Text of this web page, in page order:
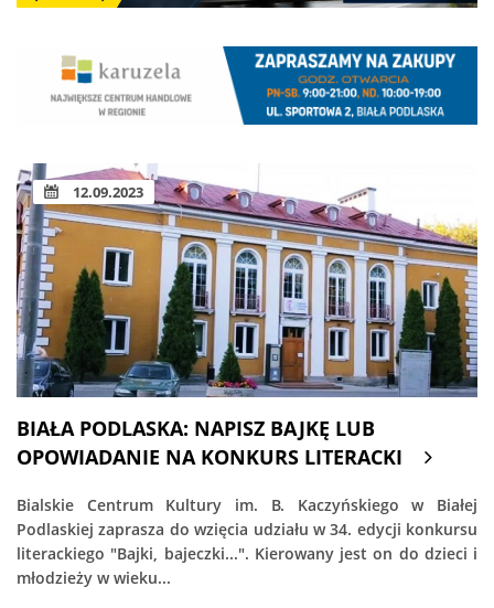
12.09.2023
BIAŁA PODLASKA: NAPISZ BAJKĘ LUB
OPOWIADANIE NA KONKURS LITERACKI
Bialskie Centrum Kultury im. B. Kaczyńskiego w Białej
Podlaskiej zaprasza do wzięcia udziału w 34. edycji konkursu
literackiego "Bajki, bajeczki...". Kierowany jest on do dzieci i
młodzieży w wieku...